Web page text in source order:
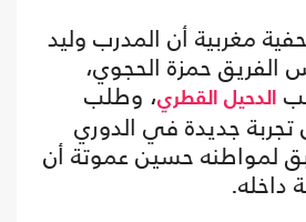
مغربية أن المدرب وليد
الفريق حمزة الحجوي،
الدحيل القطري، وطلب
جديدة في الدوري
لمواطنه حسين عموتة أن